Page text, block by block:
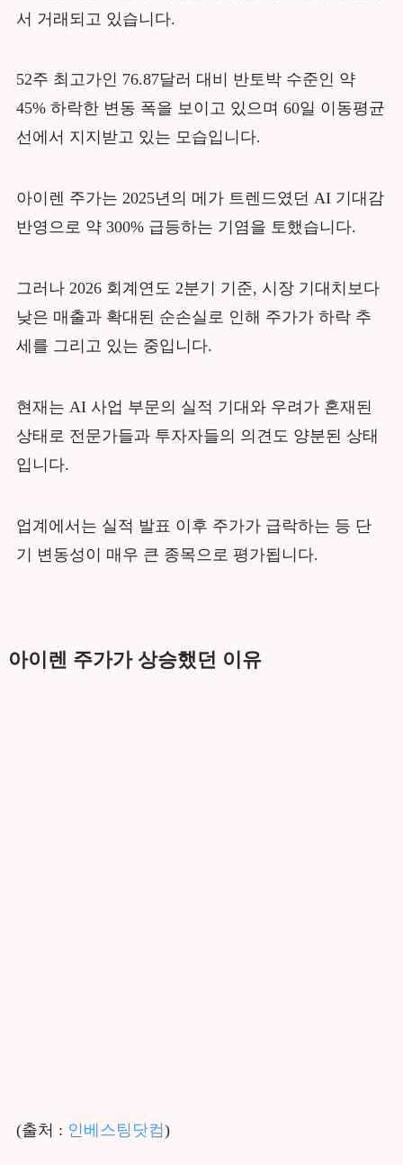
서 거래되고 있습니다.
52주 최고가인 76.87달러 대비 반토박 수준인 약
45% 하락한 변동 폭을 보이고 있으며 60일 이동평균
선에서 지지받고 있는 모습입니다.
아이렌 주가는 2025년의 메가 트렌드였던 AI 기대감
반영으로 약 300% 급등하는 기염을 토했습니다.
그러나 2026 회계연도 2분기 기준, 시장 기대치보다
낮은 매출과 확대된 순손실로 인해 주가가 하락 추
세를 그리고 있는 중입니다.
현재는 AI 사업 부문의 실적 기대와 우려가 혼재된
상태로 전문가들과 투자자들의 의견도 양분된 상태
입니다.
업계에서는 실적 발표 이후 주가가 급락하는 등 단
기 변동성이 매우 큰 종목으로 평가됩니다.
아이렌 주가가 상승했던 이유
(출처 : 인베스팅닷컴)